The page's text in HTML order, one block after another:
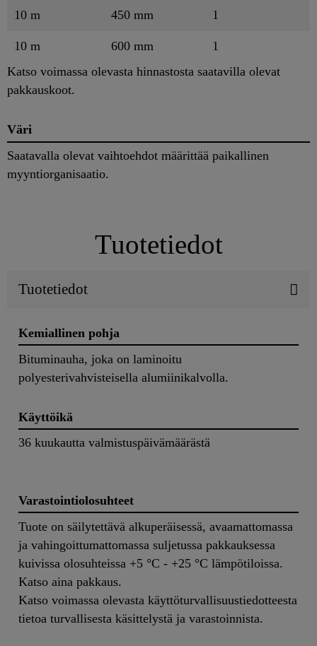
10 m 450 mm 1
10 m 600 mm
1
Katso voimassa olevasta hinnastosta saatavilla olevat
pakkauskoot.
Väri
Saatavalla olevat vaihtoehdot määrittää paikallinen
myyntiorganisaatio.
Tuotetiedot
Tuotetiedot
Kemiallinen pohja
Bituminauha, joka on laminoitu
polyesterivahvisteisella alumiinikalvolla.
Käyttöikä
36 kuukautta valmistuspäivämäärästä
Varastointiolosuhteet
Tuote on säilytettävä alkuperäisessä, avaamattomassa
ja vahingoittumattomassa suljetussa pakkauksessa
kuivissa olosuhteissa +5 °C - +25 °C lämpötiloissa.
Katso aina pakkaus.
Katso voimassa olevasta käyttöturvallisuustiedotteesta
tietoa turvallisesta käsittelystä ja varastoinnista.